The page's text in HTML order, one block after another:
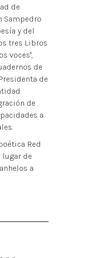
de
Sampedro
y del
tres Libros
voces",
de
de
de
a
Red
lugar de
a